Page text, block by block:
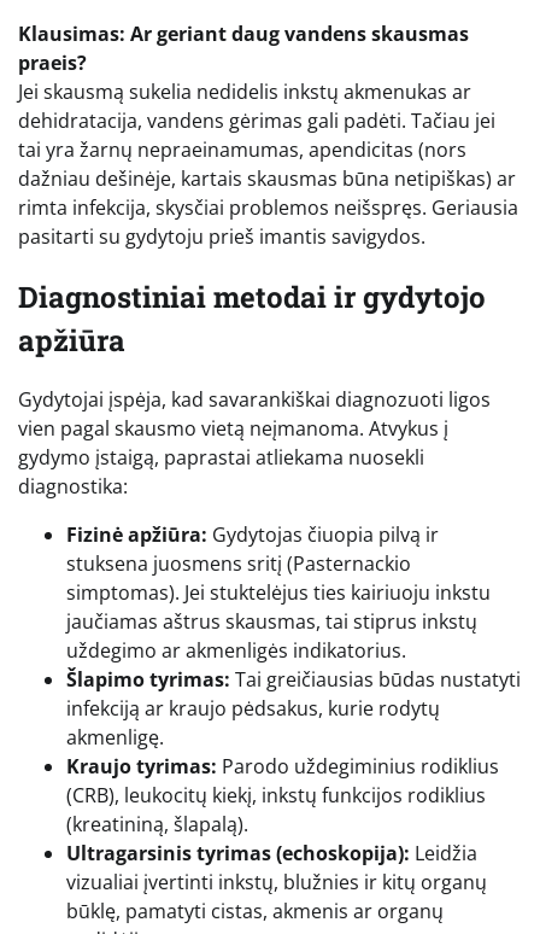
Klausimas: Ar geriant daug vandens skausmas
praeis?
Jei skausmą sukelia nedidelis inkstų akmenukas ar
dehidratacija, vandens gėrimas gali padėti. Tačiau jei
tai yra žarnų nepraeinamumas, apendicitas (nors
dažniau dešinėje, kartais skausmas būna netipiškas) ar
rimta infekcija, skysčiai problemos neišspręs. Geriausia
pasitarti su gydytoju prieš imantis savigydos.
Diagnostiniai metodai ir gydytojo
apžiūra
Gydytojai įspėja, kad savarankiškai diagnozuoti ligos
vien pagal skausmo vietą neįmanoma. Atvykus į
gydymo įstaigą, paprastai atliekama nuosekli
diagnostika:
Fizinė apžiūra: Gydytojas čiuopia pilvą ir
stuksena juosmens sritį (Pasternackio
simptomas). Jei stuktelėjus ties kairiuoju inkstu
jaučiamas aštrus skausmas, tai stiprus inkstų
uždegimo ar akmenligės indikatorius.
Šlapimo tyrimas: Tai greičiausias būdas nustatyti
infekciją ar kraujo pėdsakus, kurie rodytų
akmenligę.
Kraujo tyrimas: Parodo uždegiminius rodiklius
(CRB), leukocitų kiekį, inkstų funkcijos rodiklius
(kreatininą, šlapalą).
Ultragarsinis tyrimas (echoskopija): Leidžia
vizualiai įvertinti inkstų, blužnies ir kitų organų
būklę, pamatyti cistas, akmenis ar organų